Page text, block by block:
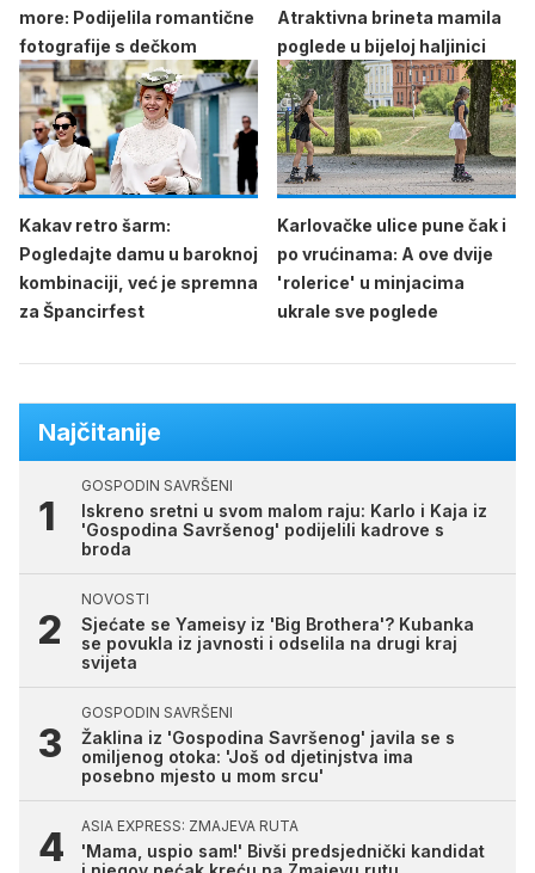
more: Podijelila romantične
fotografije s dečkom
Atraktivna brineta mamila
poglede u bijeloj haljinici
Kakav retro šarm:
Pogledajte damu u baroknoj
kombinaciji, već je spremna
za Špancirfest
Karlovačke ulice pune čak i
po vrućinama: A ove dvije
'rolerice' u minjacima
ukrale sve poglede
Najčitanije
GOSPODIN SAVRŠENI
Iskreno sretni u svom malom raju: Karlo i Kaja iz
'Gospodina Savršenog' podijelili kadrove s
broda
NOVOSTI
Sjećate se Yameisy iz 'Big Brothera'? Kubanka
se povukla iz javnosti i odselila na drugi kraj
svijeta
GOSPODIN SAVRŠENI
Žaklina iz 'Gospodina Savršenog' javila se s
omiljenog otoka: 'Još od djetinjstva ima
posebno mjesto u mom srcu'
ASIA EXPRESS: ZMAJEVA RUTA
'Mama, uspio sam!' Bivši predsjednički kandidat